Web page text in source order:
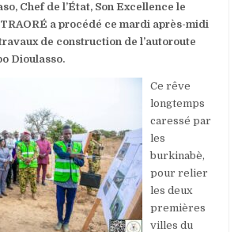
Chef de l’État, Son Excellence le
a procédé ce mardi après-midi
de construction de l’autoroute
Dioulasso.
Ce rêve
longtemps
caressé par
les
burkinabè,
pour relier
les deux
premières
villes du